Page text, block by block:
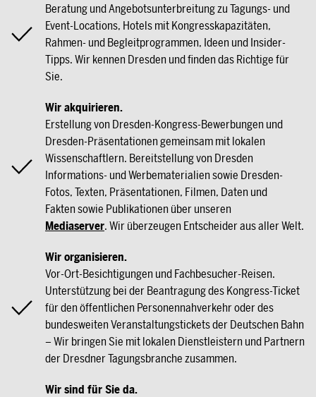
Beratung und Angebotsunterbreitung zu Tagungs- und
Event-Locations, Hotels mit Kongresskapazitäten,
Rahmen- und Begleitprogrammen, Ideen und Insider-
Tipps. Wir kennen Dresden und finden das Richtige für
Sie.
Wir akquirieren.
Erstellung von Dresden-Kongress-Bewerbungen und
Dresden-Präsentationen gemeinsam mit lokalen
Wissenschaftlern. Bereitstellung von Dresden
Informations- und Werbematerialien sowie Dresden-
Fotos, Texten, Präsentationen, Filmen, Daten und
Fakten sowie Publikationen über unseren
Mediaserver. Wir überzeugen Entscheider aus aller Welt.
Wir organisieren.
Vor-Ort-Besichtigungen und Fachbesucher-Reisen.
Unterstützung bei der Beantragung des Kongress-Ticket
für den öffentlichen Personennahverkehr oder des
bundesweiten Veranstaltungstickets der Deutschen Bahn
– Wir bringen Sie mit lokalen Dienstleistern und Partnern
der Dresdner Tagungsbranche zusammen.
Wir sind für Sie da.